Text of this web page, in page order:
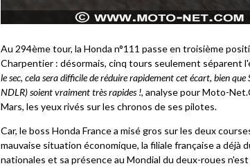
Au 294ème tour, la Honda n°111 passe en troisième
Charpentier : désormais, cinq tours seulement séparent
le sec, cela sera difficile de réduire rapidement cet écart, bien
NDLR) soient vraiment très rapides !, analyse pour Moto-
Mars, les yeux rivés sur les chronos de ses pilotes.
Car, le boss Honda France a misé gros sur les deux
mauvaise situation économique, la filiale française a déjà
nationales et sa présence au Mondial du deux-roues